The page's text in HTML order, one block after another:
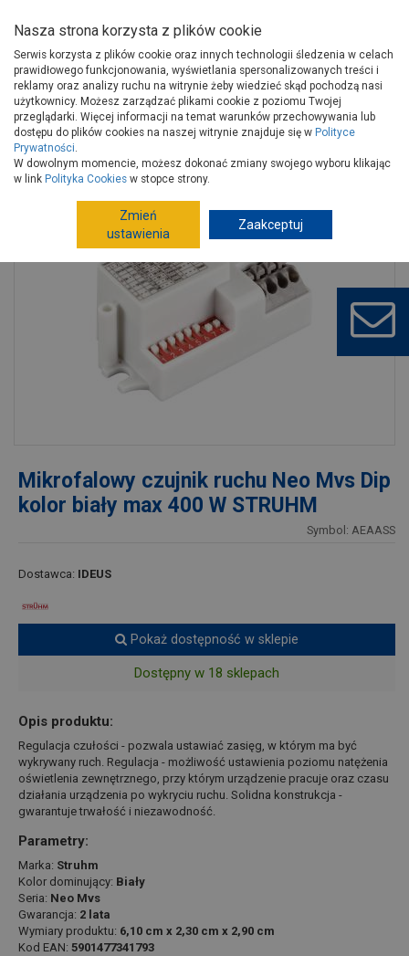
Strona główna Instalacje
Artykuły elektryczne
Alarmy, czujniki
Systemy alarmowe, czujniki, kamery
Mikrofalowy czujnik ruchu Neo Mvs Dip kolor biały max 400 W STRUHM
Mikrofalowy czujnik ruchu Neo Mvs Dip
kolor biały max 400 W STRUHM
Symbol: AEAASS
Dostawca: IDEUS
Pokaż dostępność w sklepie
Dostępny w 18 sklepach
Opis produktu:
Regulacja czułości - pozwala ustawiać zasięg, w którym ma być
wykrywany ruch. Regulacja - możliwość ustawienia poziomu natężenia
oświetlenia zewnętrznego, przy którym urządzenie pracuje oraz czasu
działania urządzenia po wykryciu ruchu. Solidna konstrukcja -
gwarantuje trwałość i niezawodność.
Parametry:
Marka: Struhm
Kolor dominujący: Biały
Seria: Neo Mvs
Gwarancja: 2 lata
Wymiary produktu: 6,10 cm x 2,30 cm x 2,90 cm
Kod EAN: 5901477341793
Nasza strona korzysta z plików cookie
Serwis korzysta z plików cookie oraz innych technologii śledzenia w celach
prawidłowego funkcjonowania, wyświetlania spersonalizowanych treści i
reklamy oraz analizy ruchu na witrynie żeby wiedzieć skąd pochodzą nasi
użytkownicy. Możesz zarządzać plikami cookie z poziomu Twojej
przeglądarki. Więcej informacji na temat warunków przechowywania lub
dostępu do plików cookies na naszej witrynie znajduje się w Polityce
Prywatności.
W dowolnym momencie, możesz dokonać zmiany swojego wyboru klikając
w link Polityka Cookies w stopce strony.
Zmień
ustawienia
Zaakceptuj